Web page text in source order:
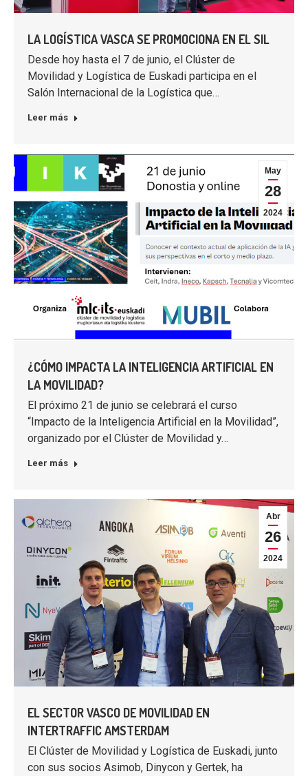
LA LOGÍSTICA VASCA SE PROMOCIONA EN EL SIL
Desde hoy hasta el 7 de junio, el Clúster de
Movilidad y Logística de Euskadi participa en el
Salón Internacional de la Logística que…
Leer más
May
28
2024
¿CÓMO IMPACTA LA INTELIGENCIA ARTIFICIAL EN
LA MOVILIDAD?
El próximo 21 de junio se celebrará el curso
“Impacto de la Inteligencia Artificial en la Movilidad”,
organizado por el Clúster de Movilidad y…
Leer más
Abr
26
2024
EL SECTOR VASCO DE MOVILIDAD EN
INTERTRAFFIC AMSTERDAM
El Clúster de Movilidad y Logística de Euskadi, junto
con sus socios Asimob, Dinycon y Gertek, ha